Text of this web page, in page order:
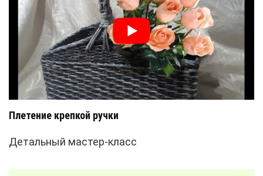
Плетение крепкой ручки
Детальный мастер-класс